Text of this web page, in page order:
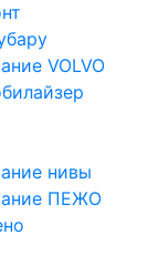
VOLVO
нивы
ПЕЖО